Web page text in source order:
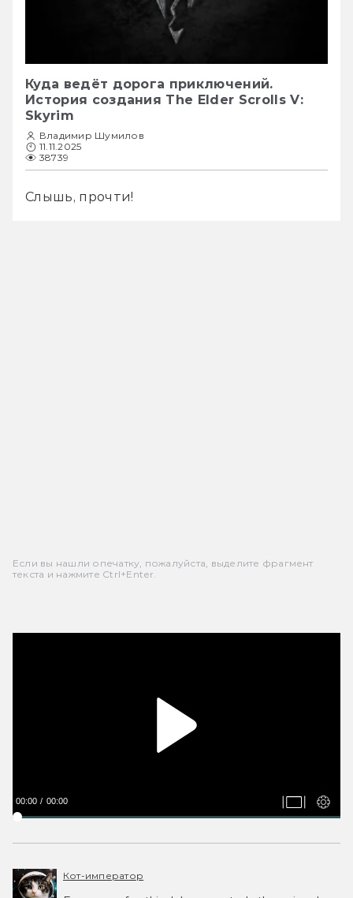
Куда ведёт дорога приключений.
История создания The Elder Scrolls V:
Skyrim
Владимир Шумилов
11.11.2025
38739
Слышь, прочти!
Если вы нашли опечатку, пожалуйста, выделите фрагмент
текста и нажмите Ctrl+Enter.
00:00 00:00
Кот-император